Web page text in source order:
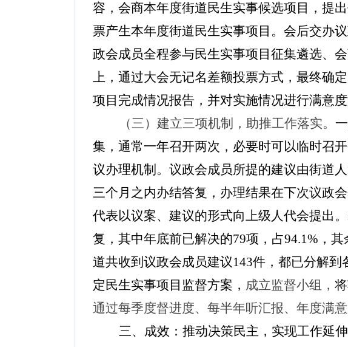
容，会商本年度街道民生实事候选项目，提
票产生本年度街道民生实事项目。会后交办
政会成员全程参与民生实事项目征集遴选、
上，通过大会无记名差额投票方式，最终确
项目完成情况报告，并对实施情况进行满意
（三）建立三项机制，助推工作落实。
集，通常一年召开两次，必要时可以临时召
议办理机制。议政会成员所提的建议由街道
三个月之内办结答复，办理结果在下次议政
代表以议案、建议的形式向上级人代会提出。
复，其中年底前已解决的79项，占94.1%，
道共收到议政会成员建议143件，都已分解
定民生实事项目监督方案， 成立监督小组，
通过每季度督进度、每半年听汇报、年度满
三、成效：推动决策民主，实现工作延伸